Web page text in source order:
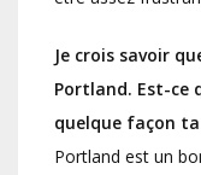
Je crois savoir
Portland. Est-ce
quelque façon
Portland est un